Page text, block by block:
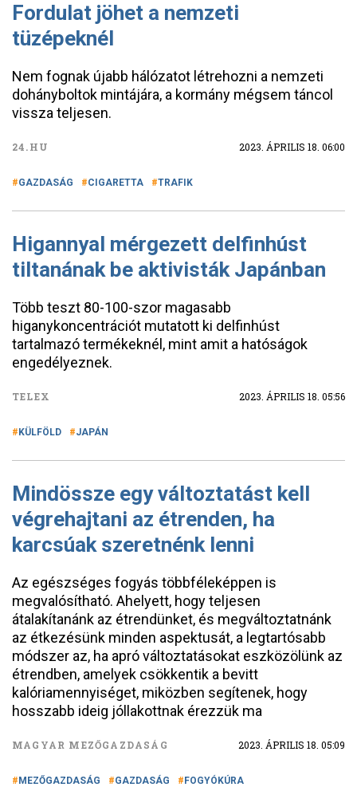
Fordulat jöhet a nemzeti
tüzépeknél
Nem fognak újabb hálózatot létrehozni a nemzeti
dohányboltok mintájára, a kormány mégsem táncol
vissza teljesen.
24.HU 2023. ÁPRILIS 18. 06:00
GAZDASÁG CIGARETTA TRAFIK
Higannyal mérgezett delfinhúst
tiltanának be aktivisták Japánban
Több teszt 80-100-szor magasabb
higanykoncentrációt mutatott ki delfinhúst
tartalmazó termékeknél, mint amit a hatóságok
engedélyeznek.
TELEX 2023. ÁPRILIS 18. 05:56
KÜLFÖLD JAPÁN
Mindössze egy változtatást kell
végrehajtani az étrenden, ha
karcsúak szeretnénk lenni
Az egészséges fogyás többféleképpen is
megvalósítható. Ahelyett, hogy teljesen
átalakítanánk az étrendünket, és megváltoztatnánk
az étkezésünk minden aspektusát, a legtartósabb
módszer az, ha apró változtatásokat eszközölünk az
étrendben, amelyek csökkentik a bevitt
kalóriamennyiséget, miközben segítenek, hogy
hosszabb ideig jóllakottnak érezzük ma
MAGYAR MEZŐGAZDASÁG 2023. ÁPRILIS 18. 05:09
MEZŐGAZDASÁG GAZDASÁG FOGYÓKÚRA